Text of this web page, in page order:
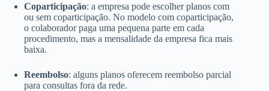
Coparticipação: a empresa pode escolher planos com
ou sem coparticipação. No modelo com coparticipação,
o colaborador paga uma pequena parte em cada
procedimento, mas a mensalidade da empresa fica mais
baixa.
Reembolso: alguns planos oferecem reembolso parcial
para consultas fora da rede.